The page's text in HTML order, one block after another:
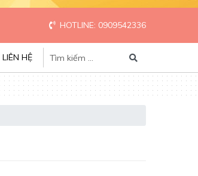
HOTLINE: 0909542336
LIÊN HỆ